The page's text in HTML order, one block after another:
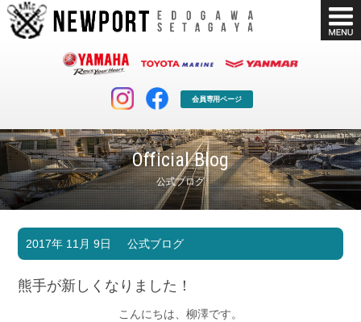
会員専用ページ
Official Blog
公式ブログ
マリンクラブ
マリンライフを堪能したい！
ボート販売
ボート免許
長年の実績と信頼！
2017年 11月 9日 公式ブログ
熊手が新しくなりました！
こんにちは、柳澤です。